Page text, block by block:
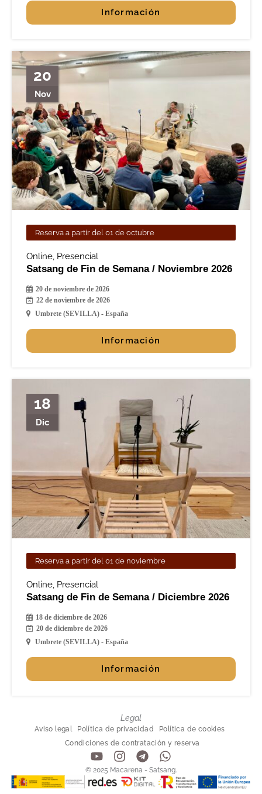
Información
20
Nov
Reserva a partir del 01 de octubre
Online, Presencial
Satsang de Fin de Semana / Noviembre 2026
20 de noviembre de 2026
22 de noviembre de 2026
Umbrete (SEVILLA) - España
Información
18
Dic
Reserva a partir del 01 de noviembre
Online, Presencial
Satsang de Fin de Semana / Diciembre 2026
18 de diciembre de 2026
20 de diciembre de 2026
Umbrete (SEVILLA) - España
Información
Legal
Aviso legal Política de privacidad
Política de cookies
Condiciones de contratación y reserva
Y
o
u
I
n
s
T
e
l
W
h
a
© 2025 Macarena - Satsang.